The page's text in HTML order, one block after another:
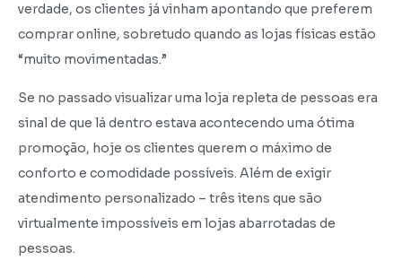
verdade, os clientes já vinham apontando que preferem
comprar online, sobretudo quando as lojas físicas estão
“muito movimentadas.”
Se no passado visualizar uma loja repleta de pessoas era
sinal de que lá dentro estava acontecendo uma ótima
promoção, hoje os clientes querem o máximo de
conforto e comodidade possíveis. Além de exigir
atendimento personalizado – três itens que são
virtualmente impossíveis em lojas abarrotadas de
pessoas.